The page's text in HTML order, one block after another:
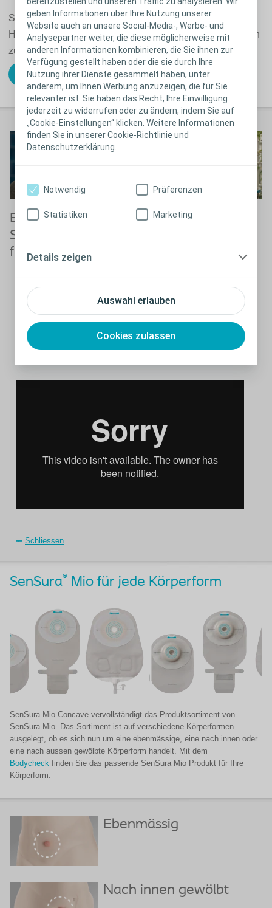
geben Informationen über Ihre Nutzung unserer
Website auch an unsere Social-Media-, Werbe- und
Analysepartner weiter, die diese möglicherweise mit
anderen Informationen kombinieren, die Sie ihnen zur
Verfügung gestellt haben oder die sie durch Ihre
Nutzung ihrer Dienste gesammelt haben, unter
anderem, um Ihnen Werbung anzuzeigen, die für Sie
relevanter ist. Sie haben das Recht, Ihre Einwilligung
jederzeit zu widerrufen oder zu ändern, indem Sie auf
„Cookie-Einstellungen“ klicken. Weitere Informationen
finden Sie in unserer Cookie-Richtlinie und
Datenschutzerklärung.
Auswahl erlauben
Cookies zulassen
Notwendig Präferenzen
Statistiken Marketing
Details zeigen
SenSura Mio Concave wird umgekehrt geliefert, damit der
Hautschutz einfach angebracht werden kann - ohne Falten
zu bilden.
Anwendungsanleitungen ansehen
Endlich: eine
Stomaversorgung
für Rundungen
Entwickelt für
einer nach aussen
Stomaumgebung
Jetzt Video ansehen
Schliessen
Endlich: eine
Stomaversorgung für
Schliessen
SenSura® Mio für jede Körperform
SenSura Mio Concave vervollständigt das Produktsortiment von
SenSura Mio. Das Sortiment ist auf verschiedene Körperformen
ausgelegt, ob es sich nun um eine ebenmässige, eine nach innen oder
eine nach aussen gewölbte Körperform handelt. Mit dem ​​​​​​
Bodycheck finden Sie das passende SenSura Mio Produkt für Ihre
Körperform.
Ebenmässig
Nach innen gewölbt